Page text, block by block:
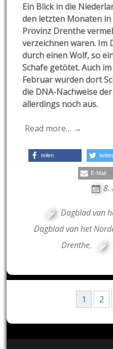
Ein Blick in die
den letzten Monaten
Provinz Drenthe
verzeichnen waren. Im
durch einen Wolf, so
Schafe getötet. Auch
Februar wurden dort
die DNA-Nachweise
allerdings noch aus.
Read more… →
teilen
E-Mail
8.
Dagblad van
Dagblad van het
Drenthe,
navigation
1 2